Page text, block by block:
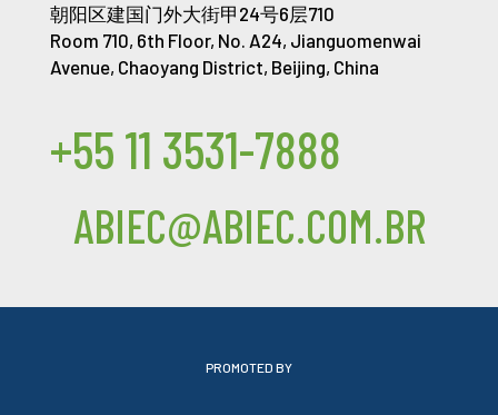
朝阳区建国门外大街甲24号6层710
Room 710, 6th Floor, No. A24, Jianguomenwai
Avenue, Chaoyang District, Beijing, China
+55 11 3531-7888
ABIEC@ABIEC.COM.BR
PROMOTED BY